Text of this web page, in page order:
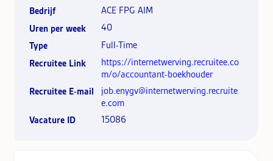
Bedrijf
ACE FPG AIM
Uren per week
40
Type
Full-Time
Recruitee Link
https://internetwerving.recruitee.co
m/o/accountant-boekhouder
Recruitee E-mail
job.enygv@internetwerving.recruite
e.com
Vacature ID
15086